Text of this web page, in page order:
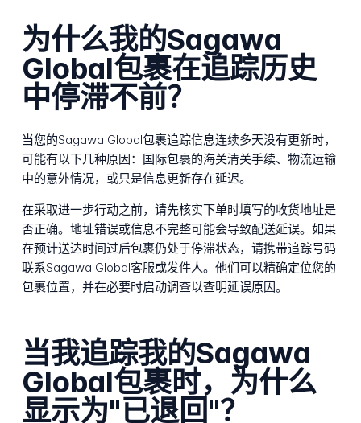
为什么我的Sagawa
Global包裹在追踪历史
中停滞不前？
当您的Sagawa Global包裹追踪信息连续多天没有更新时，
可能有以下几种原因：国际包裹的海关清关手续、物流运输
中的意外情况，或只是信息更新存在延迟。
在采取进一步行动之前，请先核实下单时填写的收货地址是
否正确。地址错误或信息不完整可能会导致配送延误。如果
在预计送达时间过后包裹仍处于停滞状态，请携带追踪号码
联系Sagawa Global客服或发件人。他们可以精确定位您的
包裹位置，并在必要时启动调查以查明延误原因。
当我追踪我的Sagawa
Global包裹时，为什么
显示为"已退回"？